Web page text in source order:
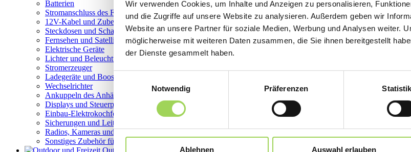
Wir verwenden Cookies, um Inhalte und Anzeigen zu personalisieren,
und die Zugriffe auf unsere Website zu analysieren. Außerdem geben wir
Website an unsere Partner für soziale Medien, Werbung und Analysen weiter.
möglicherweise mit weiteren Daten zusammen, die Sie ihnen bereitgestellt
der Dienste gesammelt haben.
Einwilligungsauswahl
Notwendig
Präferenzen
Ablehnen Auswahl erlauben
Batterien
Stromanschluss des Fahrzeugs
12V-Kabel und Zubehör
Steckdosen und Schalter
Fernsehen und Satelliten
Elektrische Geräte
Lichter und Beleuchtung
Stromerzeuger
Ladegeräte und Booster
Wechselrichter
Ankuppeln des Anhängers und des Fahrzeugs
Displays und Steuerpanels
Einbau-Elektrokochfelder, Induktionskochfelder
Sicherungen und Leitungsschutzschalter
Radios, Kameras und Navigationssysteme
Sonstiges Zubehör für Elektrik
Outdoor und Freizeit